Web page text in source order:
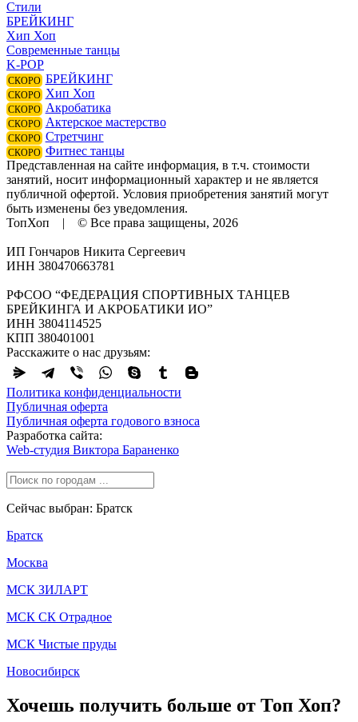
Стили
БРЕЙКИНГ
Хип Хоп
Современные танцы
K-POP
СКОРО БРЕЙКИНГ
СКОРО Хип Хоп
СКОРО Акробатика
СКОРО Актерское мастерство
СКОРО Стретчинг
СКОРО Фитнес танцы
Представленная на сайте информация, в т.ч. стоимости
занятий, носит информационный характер и не является
публичной офертой. Условия приобретения занятий могут
быть изменены без уведомления.
ТопХоп | © Все права защищены, 2026
ИП Гончаров Никита Сергеевич
ИНН 380470663781
РФСОО “ФЕДЕРАЦИЯ СПОРТИВНЫХ ТАНЦЕВ
БРЕЙКИНГА И АКРОБАТИКИ ИО”
ИНН 3804114525
КПП 380401001
Расскажите о нас друзьям:
Политика конфиденциальности
Публичная оферта
Публичная оферта годового взноса
Разработка сайта:
Web-студия Виктора Бараненко
Сейчас выбран: Братск
Братск
Москва
МСК ЗИЛАРТ
МСК СК Отрадное
МСК Чистые пруды
Новосибирск
Хочешь получить больше от Топ Хоп?